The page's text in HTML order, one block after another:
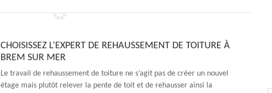
CHOISISSEZ L’EXPERT DE REHAUSSEMENT DE TOITURE À
BREM SUR MER
Le travail de rehaussement de toiture ne s’agit pas de créer un nouvel
étage mais plutôt relever la pente de toit et de rehausser ainsi la